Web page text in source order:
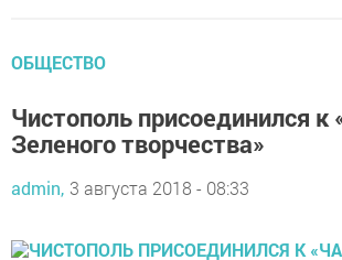
ОБЩЕСТВО
Чистополь присоединился к
Зеленого творчества»
admin, 3 августа 2018 - 08:33